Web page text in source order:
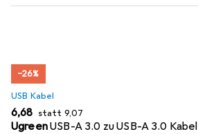
−26%
USB Kabel
EUR
6,68 statt EUR
9,07
UgreenUSB-A 3.0 zu USB-A 3.0 Kabel